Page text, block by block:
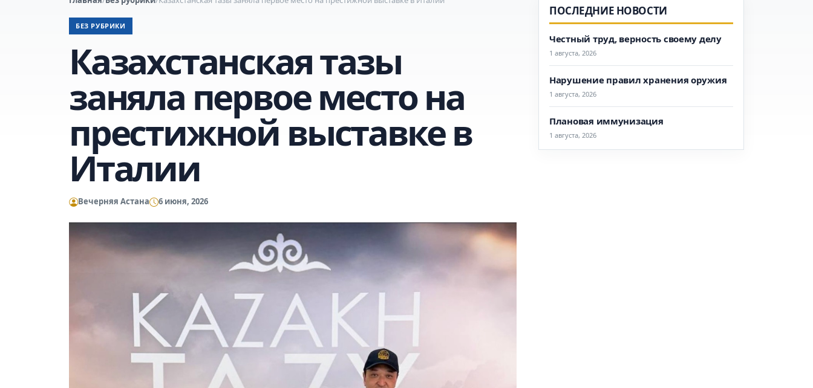
БЕЗ РУБРИКИ
Казахстанская тазы
заняла первое место на
престижной выставке в
Италии
Вечерняя Астана 6 июня, 2026
ПОСЛЕДНИЕ НОВОСТИ
Честный труд, верность своему делу
1 августа, 2026
Нарушение правил хранения оружия
1 августа, 2026
Плановая иммунизация
1 августа, 2026